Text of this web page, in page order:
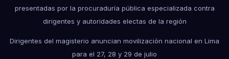
presentadas por la procuraduría pública especializada contra
dirigentes y autoridades electas de la región
Dirigentes del magisterio anuncian movilización nacional en Lima
para el 27, 28 y 29 de julio